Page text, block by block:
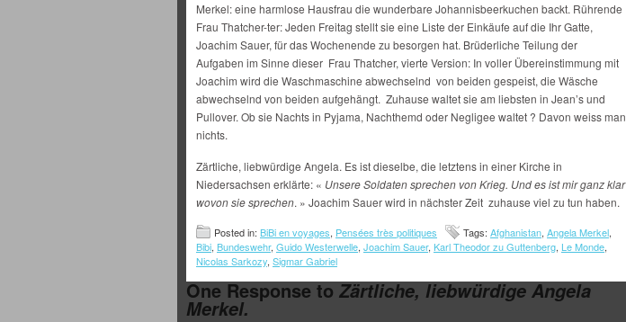
Merkel: eine harmlose Hausfrau die wunderbare Johannisbeerkuchen backt. Rührende
Frau Thatcher-ter: Jeden Freitag stellt sie eine Liste der Einkäufe auf die Ihr Gatte,
Joachim Sauer, für das Wochenende zu besorgen hat. Brüderliche Teilung der
Aufgaben im Sinne dieser Frau Thatcher, vierte Version: In voller Übereinstimmung mit
Joachim wird die Waschmaschine abwechselnd von beiden gespeist, die Wäsche
abwechselnd von beiden aufgehängt. Zuhause waltet sie am liebsten in Jean’s und
Pullover. Ob sie Nachts in Pyjama, Nachthemd oder Negligee waltet ? Davon weiss man
nichts.
Zärtliche, liebwürdige Angela. Es ist dieselbe, die letztens in einer Kirche in
Niedersachsen erklärte: « Unsere Soldaten sprechen von Krieg. Und es ist mir ganz klar
wovon sie sprechen. » Joachim Sauer wird in nächster Zeit zuhause viel zu tun haben.
Posted in: BiBi en voyages, Pensées très politiques Tags: Afghanistan, Angela Merkel,
Bibi, Bundeswehr, Guido Westerwelle, Joachim Sauer, Karl Theodor zu Guttenberg, Le Monde,
Nicolas Sarkozy, Sigmar Gabriel
One Response toZärtliche, liebwürdige Angela
Merkel.